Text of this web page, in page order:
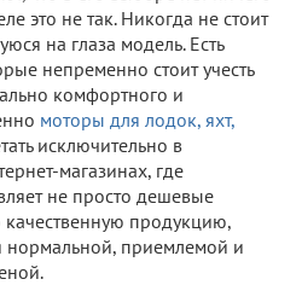
это не так. Никогда не стоит
на глаза модель. Есть
непременно стоит учесть
комфортного и
моторы для лодок, яхт,
исключительно в
магазинах, где
не просто дешевые
качественную продукцию,
нормальной, приемлемой и